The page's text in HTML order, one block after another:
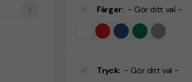
Färger: - Gör ditt val -
Tryck: - Gör ditt val -